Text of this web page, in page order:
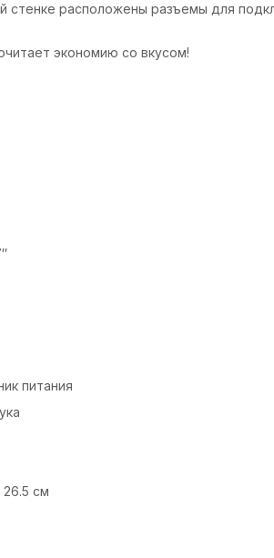
стенке расположены разъемы для
экономию со вкусом!
питания
см